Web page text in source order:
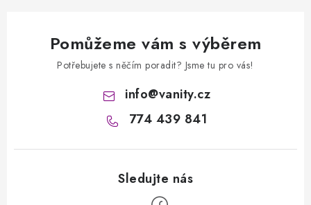
Pomůžeme vám s výběrem
Potřebujete s něčím poradit? Jsme tu pro vás!
info@vanity.cz
774 439 841